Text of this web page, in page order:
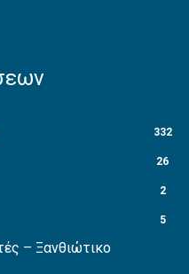
332
26
2
5
– Ξανθιώτικο